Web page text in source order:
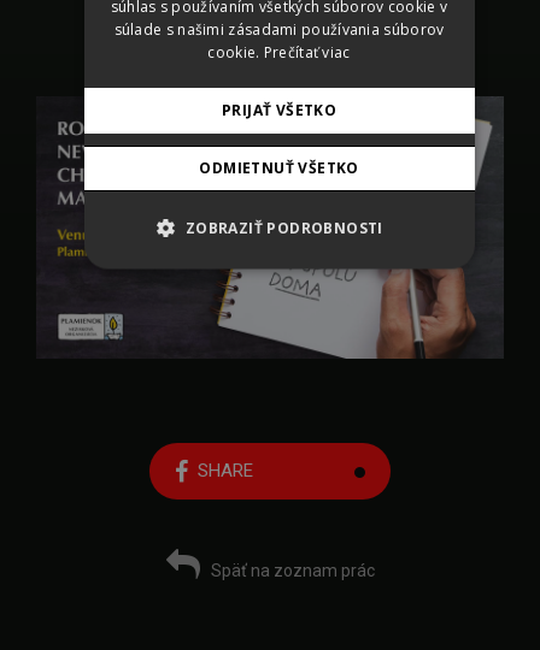
SHARE
Späť na zoznam prác
súhlas s používaním všetkých súborov cookie v
súlade s našimi zásadami používania súborov
cookie. Prečítať viac
PRIJAŤ VŠETKO
ODMIETNUŤ VŠETKO
ZOBRAZIŤ PODROBNOSTI